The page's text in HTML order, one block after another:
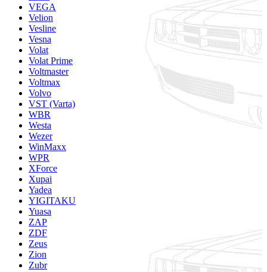
VEGA
Velion
Vesline
Vesna
Volat
Volat Prime
Voltmaster
Voltmax
Volvo
VST (Varta)
WBR
Westa
Wezer
WinMaxx
WPR
XForce
Xupai
Yadea
YIGITAKU
Yuasa
ZAP
ZDF
Zeus
Zion
Zubr